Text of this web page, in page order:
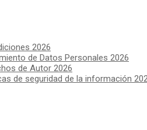
2026
de Datos Personales 2026
de Autor 2026
de seguridad de la información